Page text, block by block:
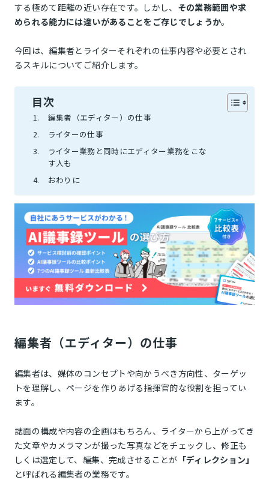
する極めて距離の近い存在です。しかし、 その業務範囲や求
められる能力には違いがあることをご存じでしょうか。
今回は、編集者とライターそれぞれの仕事内容や必要とされ
るスキルについてご紹介します。
目次
編集者（エディター）の仕事
ライターの仕事
ライター業務と同時にエディター業務をこな
す人も
おわりに
編集者（エディター）の仕事
編集者は、媒体のコンセプトや向かうべき方向性、ターゲッ
トを理解し、ページを作りあげる指揮官的な役割を担ってい
ます。
誌面の構成や内容の企画はもちろん、ライターから上がってき
た文章やカメラマンが撮った写真などをチェックし、修正も
しくは選定して、編集、完成させることが 「ディレクション」
と呼ばれる編集者の業務です。